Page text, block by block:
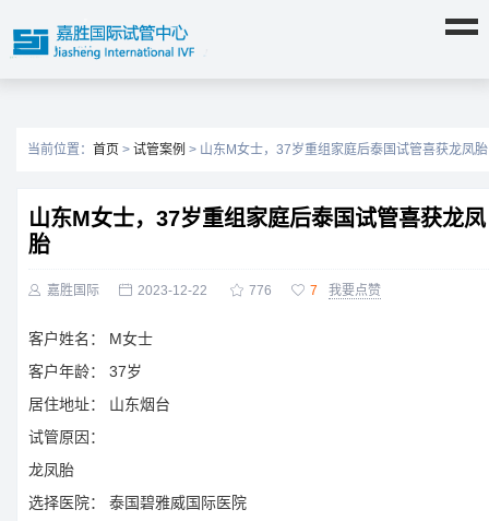
当前位置： 首页 > 试管案例 > 山东M女士，37岁重组家庭后泰国试管喜获龙凤胎
山东M女士，37岁重组家庭后泰国试管喜获龙凤
胎
 嘉胜国际  2023-12-22  776  7 我要点赞
客户姓名：
M女士
客户年龄：
37岁
居住地址：
山东烟台
试管原因：
龙凤胎
选择医院：
泰国碧雅威国际医院